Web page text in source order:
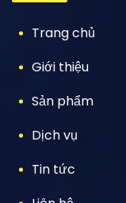
Trang chủ
Giới thiệu
Sản phẩm
Dịch vụ
Tin tức